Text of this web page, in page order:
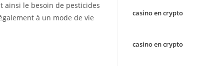
ainsi le besoin de pesticides
à un mode de vie
casino en crypto
casino en crypto